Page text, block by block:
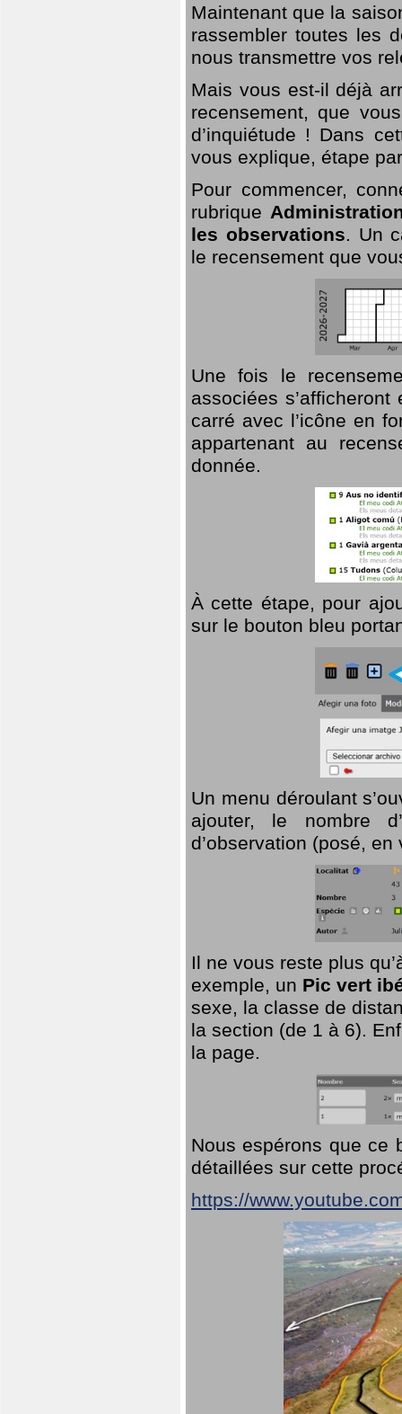
Maintenant que la
rassembler toutes les
nous transmettre vos
Mais vous est-il déjà
recensement, que
d’inquiétude ! Dans
vous explique, étape
Pour commencer,
rubrique
les observations. Un
le recensement que
Une fois le
associées
carré avec l’icône en
appartenant au
donnée.
À cette étape, pour
sur le bouton bleu
Un menu déroulant
ajouter, le nombre
d’observation (posé,
Il ne vous reste plus
exemple, un Pic vert
sexe, la classe de
la section (de 1 à 6).
la page.
Nous espérons que ce
détaillées sur cette
https://